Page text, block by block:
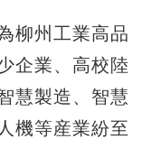
州工業高品
企業、高校陸
慧製造、智慧
機等産業紛至